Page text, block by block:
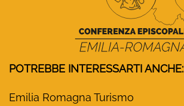
POTREBBE INTERESSARTI ANCHE:
Emilia Romagna Turismo